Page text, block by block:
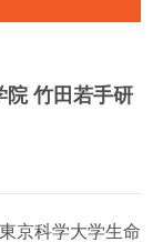
院 竹田若手研
京科学大学生命